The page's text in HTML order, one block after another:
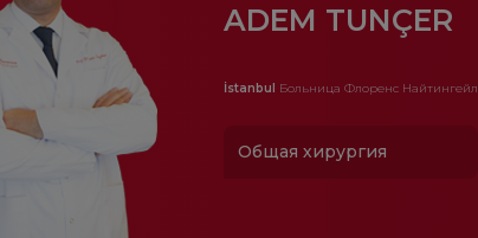
ADEM TUNÇER
İstanbul Больница Флоренс Найтингейл
Общая хирургия